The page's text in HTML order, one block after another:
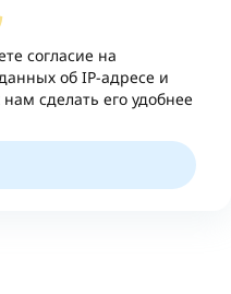
согласие на
об IP-адресе и
сделать его удобнее